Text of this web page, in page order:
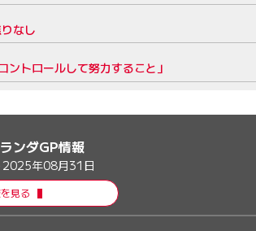
なし
トロールして努力すること」
ンダGP情報
年08月31日
見る